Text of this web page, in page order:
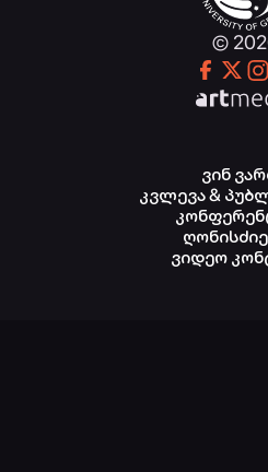
©
ვინ
კვლევა &
ვიდეო